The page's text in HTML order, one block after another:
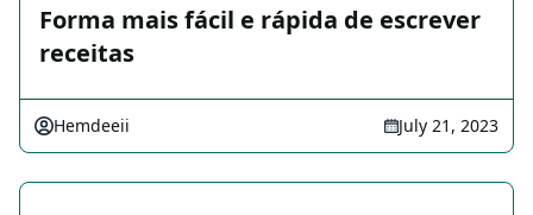
Forma mais fácil e rápida de escrever
receitas
Hemdeeii July 21, 2023